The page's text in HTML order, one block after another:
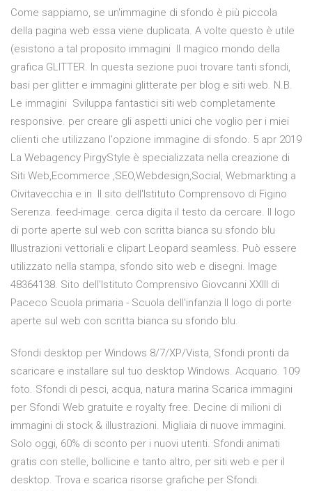
Come sappiamo, se un'immagine di sfondo è più piccola
della pagina web essa viene duplicata. A volte questo è utile
(esistono a tal proposito immagini Il magico mondo della
grafica GLITTER. In questa sezione puoi trovare tanti sfondi,
basi per glitter e immagini glitterate per blog e siti web. N.B.
Le immagini Sviluppa fantastici siti web completamente
responsive. per creare gli aspetti unici che voglio per i miei
clienti che utilizzano l'opzione immagine di sfondo. 5 apr 2019
La Webagency PirgyStyle è specializzata nella creazione di
Siti Web,Ecommerce ,SEO,Webdesign,Social, Webmarkting a
Civitavecchia e in Il sito dell'Istituto Comprensovo di Figino
Serenza. feed-image. cerca digita il testo da cercare. Il logo
di porte aperte sul web con scritta bianca su sfondo blu
Illustrazioni vettoriali e clipart Leopard seamless. Può essere
utilizzato nella stampa, sfondo sito web e disegni. Image
48364138. Sito dell'Istituto Comprensivo Giovcanni XXIII di
Paceco Scuola primaria - Scuola dell'infanzia Il logo di porte
aperte sul web con scritta bianca su sfondo blu.
Sfondi desktop per Windows 8/7/XP/Vista, Sfondi pronti da
scaricare e installare sul tuo desktop Windows. Acquario. 109
foto. Sfondi di pesci, acqua, natura marina Scarica immagini
per Sfondi Web gratuite e royalty free. Decine di milioni di
immagini di stock & illustrazioni. Migliaia di nuove immagini.
Solo oggi, 60% di sconto per i nuovi utenti. Sfondi animati
gratis con stelle, bollicine e tanto altro, per siti web e per il
desktop. Trova e scarica risorse grafiche per Sfondi.